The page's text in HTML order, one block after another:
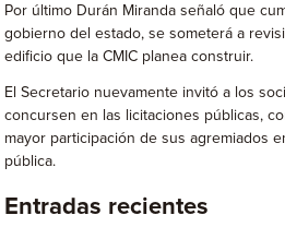
Por último Durán Miranda señaló que
gobierno del estado, se someterá a
edificio que la CMIC planea construir.
El Secretario nuevamente invitó a los
concursen en las licitaciones públicas,
mayor participación de sus agremiados
pública.
Entradas recientes